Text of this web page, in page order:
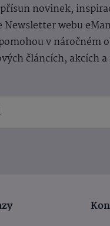
novinek,
Newsletter webu
v náročném
článcích, akcích